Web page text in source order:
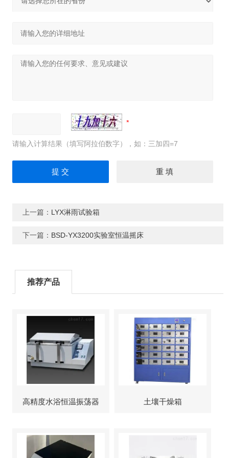
请输入计算结果（填写阿拉伯数字），如：三加四=7
上一篇： LYX淋雨试验箱
下一篇： BSD-YX3200实验室恒温摇床
推荐产品
高精度水浴恒温振荡器 土壤干燥箱